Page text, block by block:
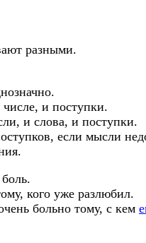
разными.
и поступки.
и слова, и поступки.
если мысли
кого уже разлюбил.
больно тому, с кем